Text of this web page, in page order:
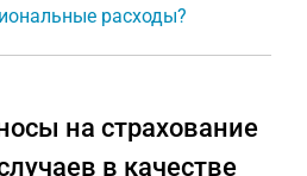
расходы?
на страхование
в качестве